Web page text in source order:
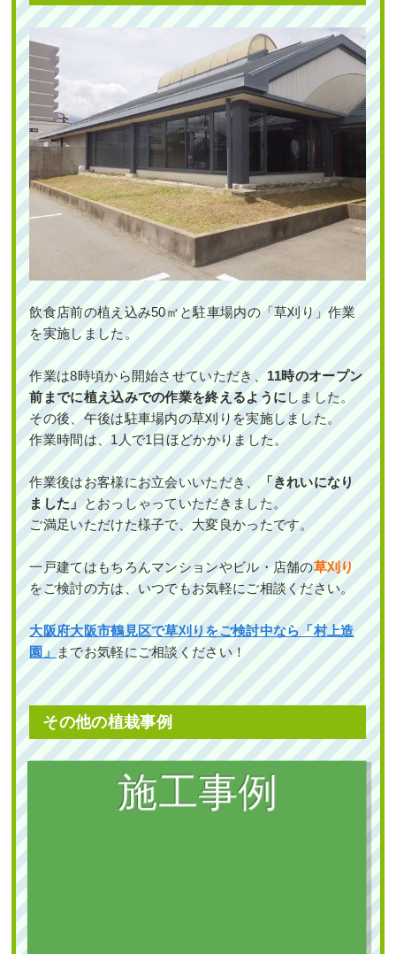
飲食店前の植え込み50㎡と駐車場内の「草刈り」作業
を実施しました。
作業は8時頃から開始させていただき、 11時のオープン
前までに植え込みでの作業を終えるように しました。
その後、午後は駐車場内の草刈りを実施しました。
作業時間は、1人で1日ほどかかりました。
作業後はお客様にお立会いいただき、
「きれいになり
ました」
とおっしゃっていただきました。
ご満足いただけた様子で、大変良かったです。
一戸建てはもちろんマンションやビル・店舗の草刈り
をご検討の方は、いつでもお気軽にご相談ください。
大阪府大阪市鶴見区で草刈りをご検討中なら「村上造
園」
までお気軽にご相談ください！
その他の植栽事例